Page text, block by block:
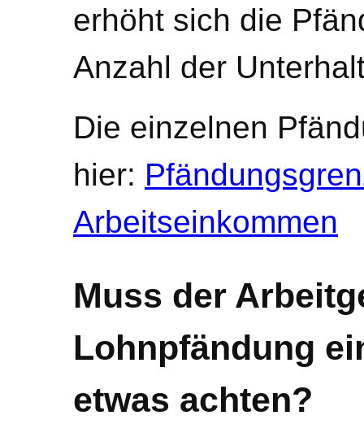
erhöht sich die
Anzahl der
Die einzelnen
hier:
Arbeitseinkommen
Muss der
Lohnpfändung
etwas achten?